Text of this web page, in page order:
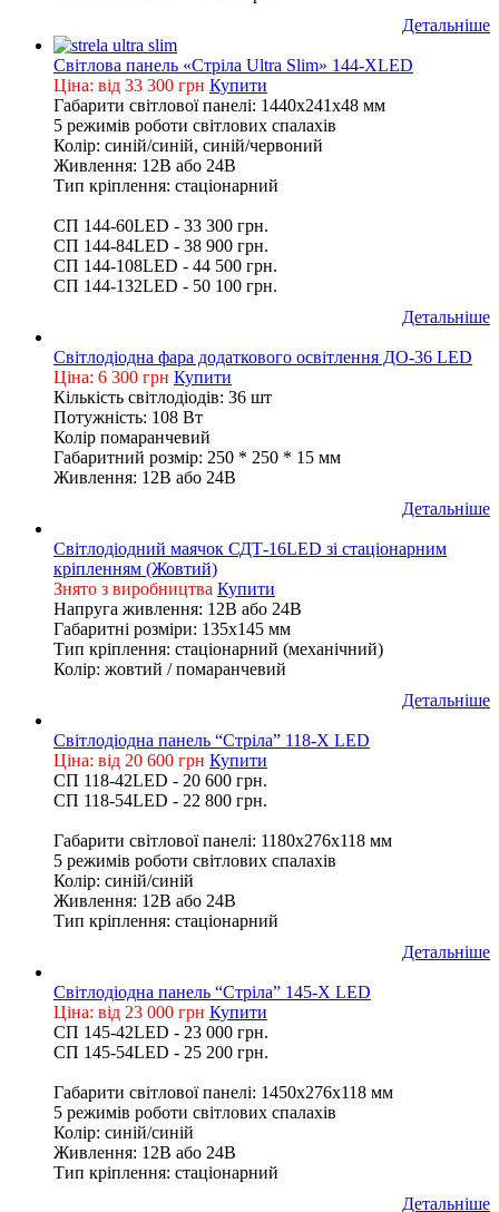
Детальніше
Світлова панель «Стріла Ultra Slim» 144-XLED
Ціна: від 33 300 грн Купити
Габарити світлової панелі: 1440х241х48 мм
5 режимів роботи світлових спалахів
Колір: синій/синій, синій/червоний
Живлення: 12В або 24В
Тип кріплення: стаціонарний
СП 144-60LED - 33 300 грн.
СП 144-84LED - 38 900 грн.
СП 144-108LED - 44 500 грн.
СП 144-132LED - 50 100 грн.
Детальніше
Світлодіодна фара додаткового освітлення ДО-36 LED
Ціна: 6 300 грн Купити
Кількість світлодіодів: 36 шт
Потужність: 108 Вт
Колір помаранчевий
Габаритний розмір: 250 * 250 * 15 мм
Живлення: 12В або 24В
Детальніше
Світлодіодний маячок СДТ-16LED зі стаціонарним
кріпленням (Жовтий)
Знято з виробництва Купити
Напруга живлення: 12В або 24В
Габаритні розміри: 135х145 мм
Тип кріплення: стаціонарний (механічний)
Колір: жовтий / помаранчевий
Детальніше
Світлодіодна панель “Стріла” 118-Х LED
Ціна: від 20 600 грн Купити
СП 118-42LED - 20 600 грн.
СП 118-54LED - 22 800 грн.
Габарити світлової панелі: 1180х276х118 мм
5 режимів роботи світлових спалахів
Колір: синій/синій
Живлення: 12В або 24В
Тип кріплення: стаціонарний
Детальніше
Світлодіодна панель “Стріла” 145-Х LED
Ціна: від 23 000 грн Купити
СП 145-42LED - 23 000 грн.
СП 145-54LED - 25 200 грн.
Габарити світлової панелі: 1450х276х118 мм
5 режимів роботи світлових спалахів
Колір: синій/синій
Живлення: 12В або 24В
Тип кріплення: стаціонарний
Детальніше